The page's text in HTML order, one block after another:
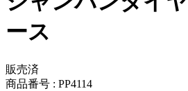
ース
販売済
商品番号 : PP4114